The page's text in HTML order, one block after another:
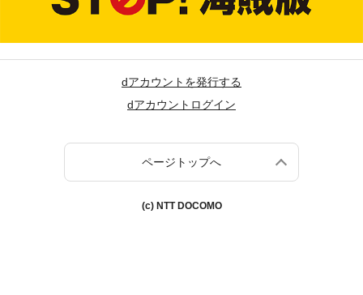
dアカウントを発行する
dアカウントログイン
ページトップへ
(c) NTT DOCOMO